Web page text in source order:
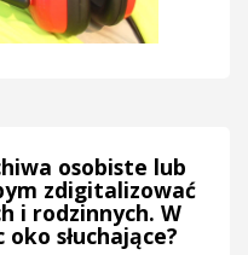
osobiste lub
zdigitalizować
i rodzinnych. W
słuchające?